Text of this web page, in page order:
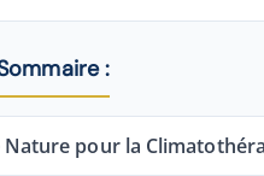
:
Nature pour la